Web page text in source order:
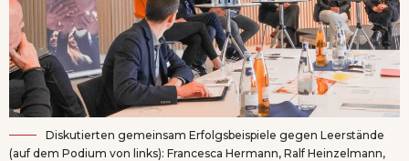
Diskutierten gemeinsam Erfolgsbeispiele gegen Leerstände
(auf dem Podium von links): Francesca Hermann, Ralf Heinzelmann,